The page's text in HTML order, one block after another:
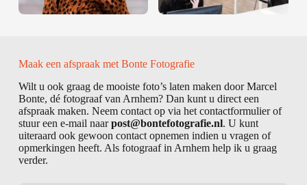
Maak een afspraak met Bonte Fotografie
Wilt u ook graag de mooiste foto’s laten maken door Marcel
Bonte, dé fotograaf van Arnhem? Dan kunt u direct een
afspraak maken. Neem contact op via het contactformulier of
stuur een e-mail naarpost@bontefotografie.nl. U kunt
uiteraard ook gewoon contact opnemen indien u vragen of
opmerkingen heeft. Als fotograaf in Arnhem help ik u graag
verder.